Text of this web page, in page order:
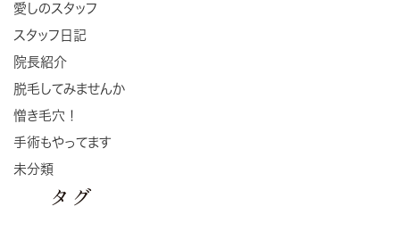
愛しのスタッフ
スタッフ日記
院長紹介
脱毛してみませんか
憎き毛穴！
手術もやってます
未分類
タグ